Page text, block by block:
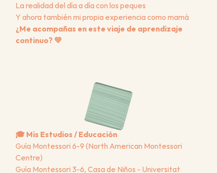
La realidad del día a día con los peques
Y ahora también mi propia experiencia como mamá
¿Me acompañas en este viaje de aprendizaje
continuo? 💚
🎓 Mis Estudios / Educación
Guía Montessori 6-9 (North American Montessori
Centre)
Guía Montessori 3-6, Casa de Niños - Universitat